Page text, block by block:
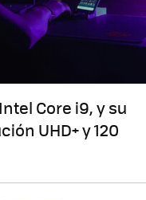
Core i9, y su
UHD+ y 120